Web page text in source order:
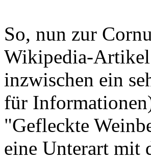
So, nun zur
Wikipedia-Artikel
inzwischen ein
für
"Gefleckte
eine Unterart mit